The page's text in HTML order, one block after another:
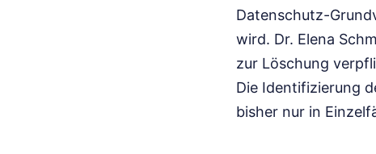
Datenschutz-
wird. Dr. Elena
zur Löschung
Die Identifizierung
bisher nur in